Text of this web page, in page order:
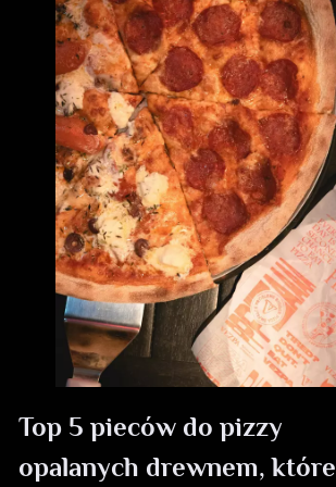
Top 5 pieców do pizzy
opalanych drewnem, które